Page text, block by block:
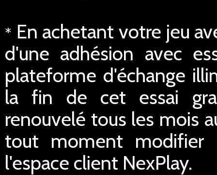
* En achetant votre jeu
d'une adhésion avec
plateforme d'échange
la fin de cet essai
renouvelé tous les mois
tout moment modifier
l'espace client NexPlay.